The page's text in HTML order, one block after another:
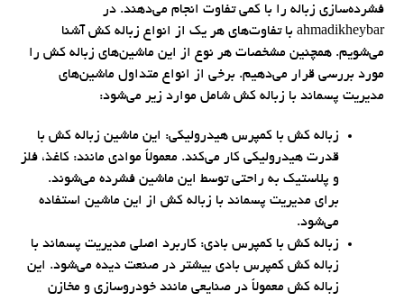
فشرده‌سازی زباله را با کمی تفاوت انجام می‌دهند. در
ahmadikheybar با تفاوت‌های هر یک از انواع زباله کش آشنا
می‌شویم. همچنین مشخصات هر نوع از این ماشین‌های زباله کش را
مورد بررسی قرار می‌دهیم. برخی از انواع متداول ماشین‌های
مدیریت پسماند با زباله کش شامل موارد زیر می‌شود:
زباله کش با کمپرس هیدرولیکی: این ماشین زباله کش با
قدرت هیدرولیکی کار می‌کند. معمولاً موادی مانند: کاغذ، فلز
و پلاستیک به راحتی توسط این ماشین فشرده می‌شوند.
برای مدیریت پسماند با زباله کش از این ماشین استفاده
می‌شود.
زباله کش با کمپرس بادی: کاربرد اصلی مدیریت پسماند با
زباله کش کمپرس بادی بیشتر در صنعت دیده می‌شود. این
زباله کش معمولاً در صنایعی مانند خودروسازی و مخازن